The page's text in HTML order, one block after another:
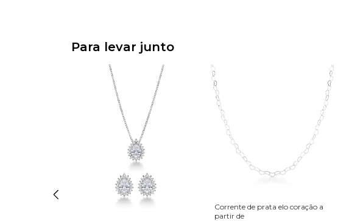
Para levar junto
Corrente de prata elo coração a
partir de